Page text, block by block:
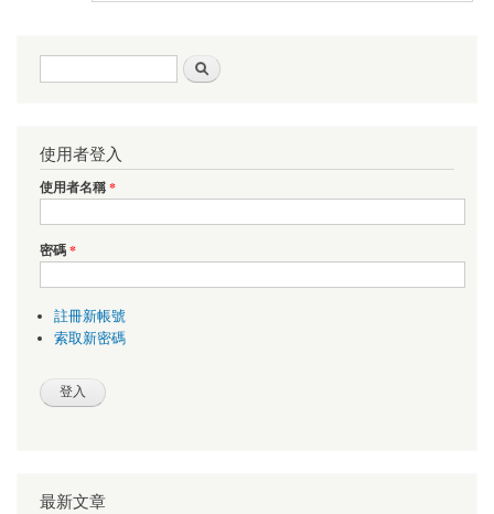
搜尋表單
使用者登入
使用者名稱*
密碼*
註冊新帳號
索取新密碼
最新文章